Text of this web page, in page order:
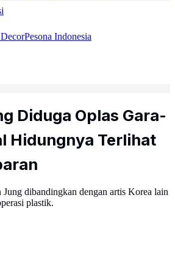
Pesona Indonesia
Diduga Oplas Gara-
Hidungnya Terlihat
dibandingkan dengan artis Korea lain
plastik.